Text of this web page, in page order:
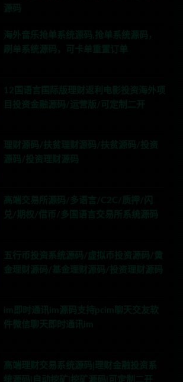
源码
海外音乐抢单系统源码,抢单系统源码，
刷单系统源码，可卡单重置订单
12国语言国际版理财返利电影投资海外项
目投资金融源码/运营版/可定制二开
理财源码/扶贫理财源码/扶贫源码/投资
源码/投资理财源码
高端交易所源码/多语言/C2C/质押/闪
兑/期权/借币/多国语言交易所系统源码
五行币投资系统源码/虚拟币投资源码/黄
金理财源码/基金理财源码/投资理财源码
im即时通讯im源码支持pcim聊天交友软
件微信聊天即时通讯im
高端理财交易系统源码|理财金融投资系
统源码|自动挖矿|挖矿源码|可定制二开